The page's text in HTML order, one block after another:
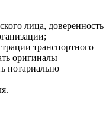
лица, доверенность
транспортного
оригиналы
нотариально